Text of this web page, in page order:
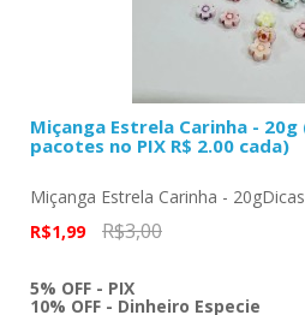
Miçanga Estrela Carinha - 20g
pacotes no PIX R$ 2.00 cada)
Miçanga Estrela Carinha -
R$1,99
R$3,00
5% OFF - PIX
10% OFF - Dinheiro Especie